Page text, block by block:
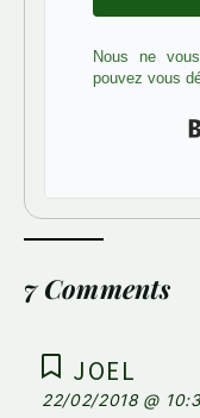
Nous ne
pouvez vous
7 Comments
JOEL
22/02/2018 @